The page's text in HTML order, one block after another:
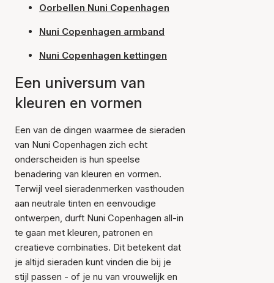
Oorbellen Nuni Copenhagen
Nuni Copenhagen armband
Nuni Copenhagen kettingen
Een universum van
kleuren en vormen
Een van de dingen waarmee de sieraden
van Nuni Copenhagen zich echt
onderscheiden is hun speelse
benadering van kleuren en vormen.
Terwijl veel sieradenmerken vasthouden
aan neutrale tinten en eenvoudige
ontwerpen, durft Nuni Copenhagen all-in
te gaan met kleuren, patronen en
creatieve combinaties. Dit betekent dat
je altijd sieraden kunt vinden die bij je
stijl passen - of je nu van vrouwelijk en